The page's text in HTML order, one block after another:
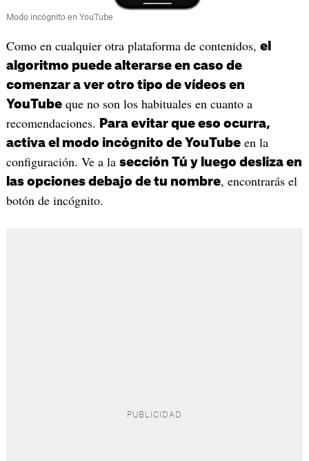
Modo incógnito en YouTube
Como en cualquier otra plataforma de contenidos, el
algoritmo puede alterarse en caso de
comenzar a ver otro tipo de vídeos en
YouTubeque no son los habituales en cuanto a
recomendaciones.
Para evitar que eso ocurra,
activa el modo incógnito de YouTubeen la
configuración. Ve a la sección Tú y luego desliza en
las opciones debajo de tu nombre, encontrarás el
botón de incógnito.